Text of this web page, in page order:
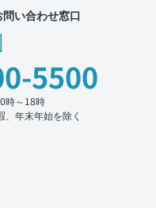
い合わせ窓口
5500
時～18時
、年末年始を除く